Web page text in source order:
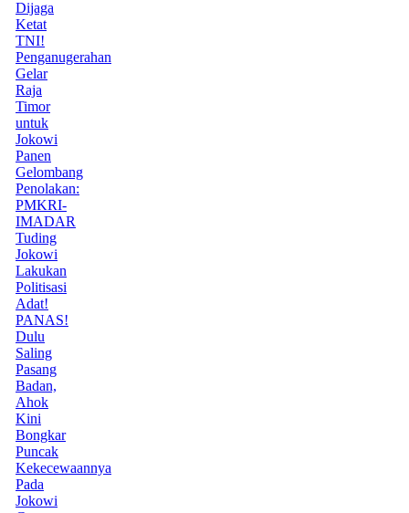
Dijaga
Ketat
TNI!
Penganugerahan
Gelar
Raja
Timor
untuk
Jokowi
Panen
Gelombang
Penolakan:
PMKRI-
IMADAR
Tuding
Jokowi
Lakukan
Politisasi
Adat!
PANAS!
Dulu
Saling
Pasang
Badan,
Ahok
Kini
Bongkar
Puncak
Kekecewaannya
Pada
Jokowi